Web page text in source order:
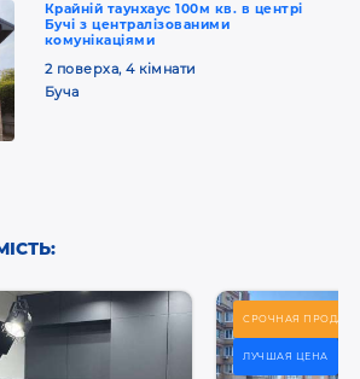
Крайній таунхаус 100м кв. в центрі
Бучі з централізованими
комунікаціями
2 поверха, 4 кімнати
Буча
СРОЧНАЯ
ЛУЧШАЯ ЦЕНА